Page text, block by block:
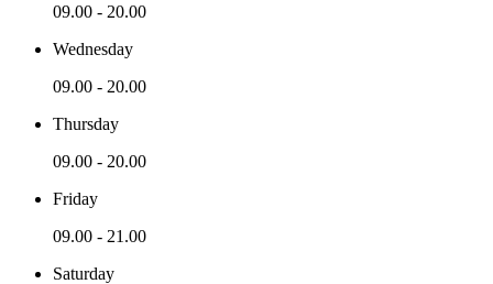
09.00 - 20.00
Wednesday
09.00 - 20.00
Thursday
09.00 - 20.00
Friday
09.00 - 21.00
Saturday